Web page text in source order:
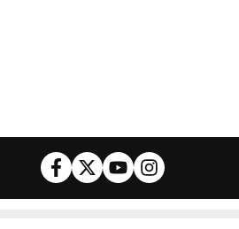
Facebook
TwitterYoutubeInstagram